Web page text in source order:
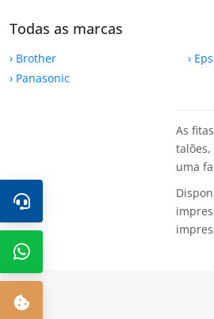
Todas as marcas
› Brother ›
› Panasonic
As
uma